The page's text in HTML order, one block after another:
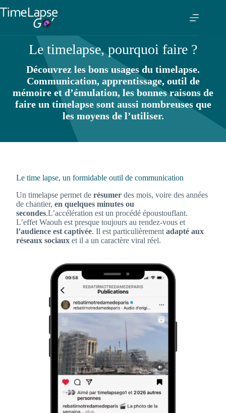
Le timelapse,pourquoi faire ?
Découvrez les bons usages du timelapse.
Communication, apprentissage, outil de
mémoire et d’émulation, les bonnes raisons de
faire un timelapse sont aussi nombreuses que
les moyens de l’utiliser.
Le time lapse, un formidable outil de communication
Un timelapse permet de résumer des mois, voire des années
de chantier, en quelques minutes ou
secondes.L’accélération est un procédé époustouflant.
L’effet Waouh est presque toujours au rendez-vous et
l’audience est captivée. Il est particulièrement adapté aux
réseaux sociaux et il a un caractère viral réel.